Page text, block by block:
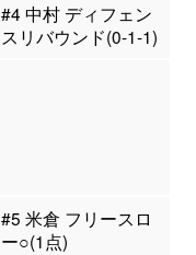
#4 中村 ディフェン
スリバウンド(0-1-1)
#5 米倉 フリースロ
ー○(1点)